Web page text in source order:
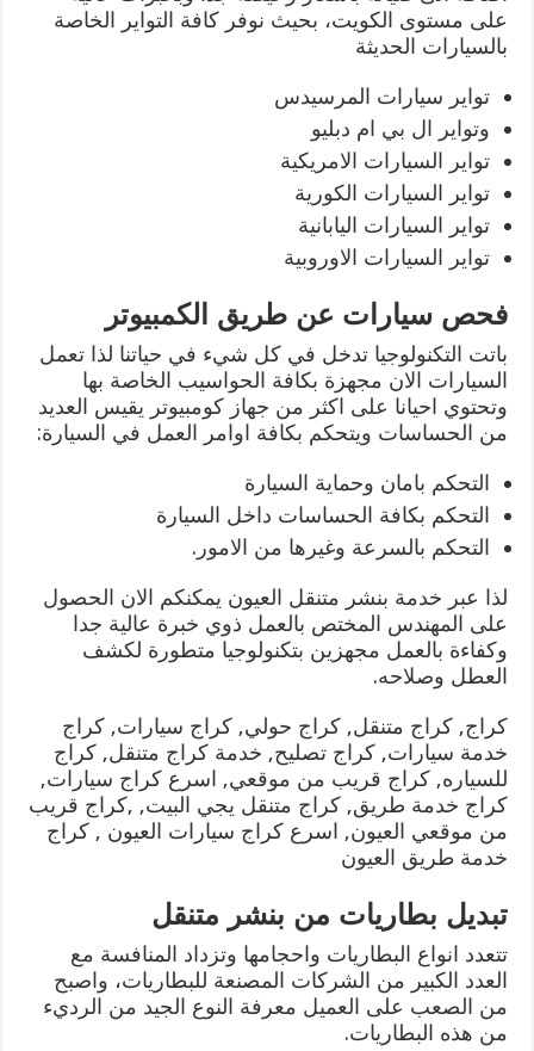
على مستوى الكويت، بحيث نوفر كافة التواير الخاصة
بالسيارات الحديثة
تواير سيارات المرسيدس
وتواير ال بي ام دبليو
تواير السيارات الامريكية
تواير السيارات الكورية
تواير السيارات اليابانية
تواير السيارات الاوروبية
فحص سيارات عن طريق الكمبيوتر
باتت التكنولوجيا تدخل في كل شيء في حياتنا لذا تعمل
السيارات الان مجهزة بكافة الحواسيب الخاصة بها
وتحتوي احيانا على اكثر من جهاز كومبيوتر يقيس العديد
من الحساسات ويتحكم بكافة اوامر العمل في السيارة:
التحكم بامان وحماية السيارة
التحكم بكافة الحساسات داخل السيارة
التحكم بالسرعة وغيرها من الامور.
لذا عبر خدمة بنشر متنقل العيون يمكنكم الان الحصول
على المهندس المختص بالعمل ذوي خبرة عالية جدا
وكفاءة بالعمل مجهزين بتكنولوجيا متطورة لكشف
العطل وصلاحه.
كراج, كراج متنقل, كراج حولي, كراج سيارات, كراج
خدمة سيارات, كراج تصليح, خدمة كراج متنقل, كراج
للسياره, كراج قريب من موقعي, اسرع كراج سيارات,
كراج خدمة طريق, كراج متنقل يجي البيت, ,كراج قريب
من موقعي العيون, اسرع كراج سيارات العيون , كراج
خدمة طريق العيون
تبديل بطاريات من بنشر متنقل
تتعدد انواع البطاريات واحجامها وتزداد المنافسة مع
العدد الكبير من الشركات المصنعة للبطاريات، واصبح
من الصعب على العميل معرفة النوع الجيد من الرديء
من هذه البطاريات.